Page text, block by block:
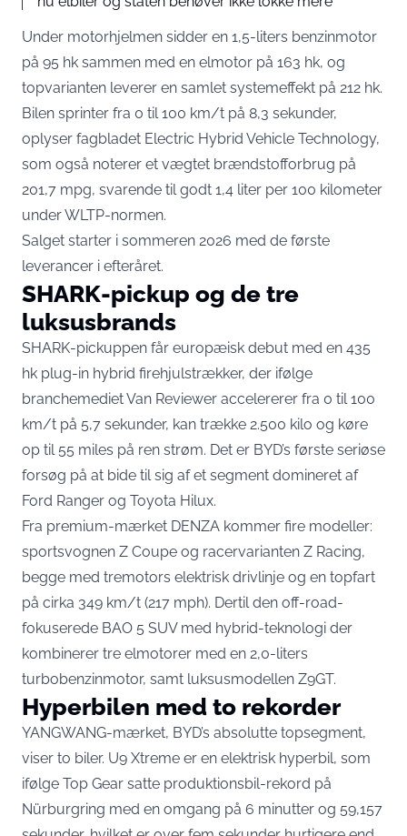
Under motorhjelmen sidder en 1,5-liters benzinmotor
på 95 hk sammen med en elmotor på 163 hk, og
topvarianten leverer en samlet systemeffekt på 212 hk.
Bilen sprinter fra 0 til 100 km/t på 8,3 sekunder,
oplyser fagbladet Electric Hybrid Vehicle Technology,
som også noterer et vægtet brændstofforbrug på
201,7 mpg, svarende til godt 1,4 liter per 100 kilometer
under WLTP-normen.
Salget starter i sommeren 2026 med de første
leverancer i efteråret.
SHARK-pickup og de tre
luksusbrands
SHARK-pickuppen får europæisk debut med en 435
hk plug-in hybrid firehjulstrækker, der ifølge
branchemediet Van Reviewer accelererer fra 0 til 100
km/t på 5,7 sekunder, kan trække 2.500 kilo og køre
op til 55 miles på ren strøm. Det er BYD’s første seriøse
forsøg på at bide til sig af et segment domineret af
Ford Ranger og Toyota Hilux.
Fra premium-mærket DENZA kommer fire modeller:
sportsvognen Z Coupe og racervarianten Z Racing,
begge med tremotors elektrisk drivlinje og en topfart
på cirka 349 km/t (217 mph). Dertil den off-road-
fokuserede BAO 5 SUV med hybrid-teknologi der
kombinerer tre elmotorer med en 2,0-liters
turbobenzinmotor, samt luksusmodellen Z9GT.
Hyperbilen med to rekorder
YANGWANG-mærket, BYD’s absolutte topsegment,
viser to biler. U9 Xtreme er en elektrisk hyperbil, som
ifølge Top Gear satte produktionsbil-rekord på
Nürburgring med en omgang på 6 minutter og 59,157